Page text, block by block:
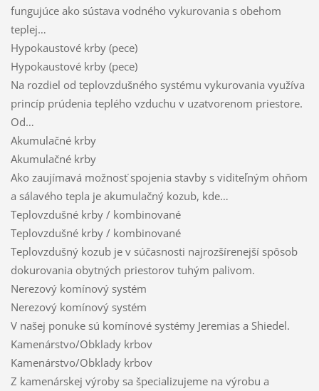
fungujúce ako sústava vodného vykurovania s obehom
teplej…
Hypokaustové krby (pece)
Hypokaustové krby (pece)
Na rozdiel od teplovzdušného systému vykurovania využíva
princíp prúdenia teplého vzduchu v uzatvorenom priestore.
Od…
Akumulačné krby
Akumulačné krby
Ako zaujímavá možnosť spojenia stavby s viditeľným ohňom
a sálavého tepla je akumulačný kozub, kde…
Teplovzdušné krby / kombinované
Teplovzdušné krby / kombinované
Teplovzdušný kozub je v súčasnosti najrozšírenejší spôsob
dokurovania obytných priestorov tuhým palivom.
Nerezový komínový systém
Nerezový komínový systém
V našej ponuke sú komínové systémy Jeremias a Shiedel.
Kamenárstvo/Obklady krbov
Kamenárstvo/Obklady krbov
Z kamenárskej výroby sa špecializujeme na výrobu a